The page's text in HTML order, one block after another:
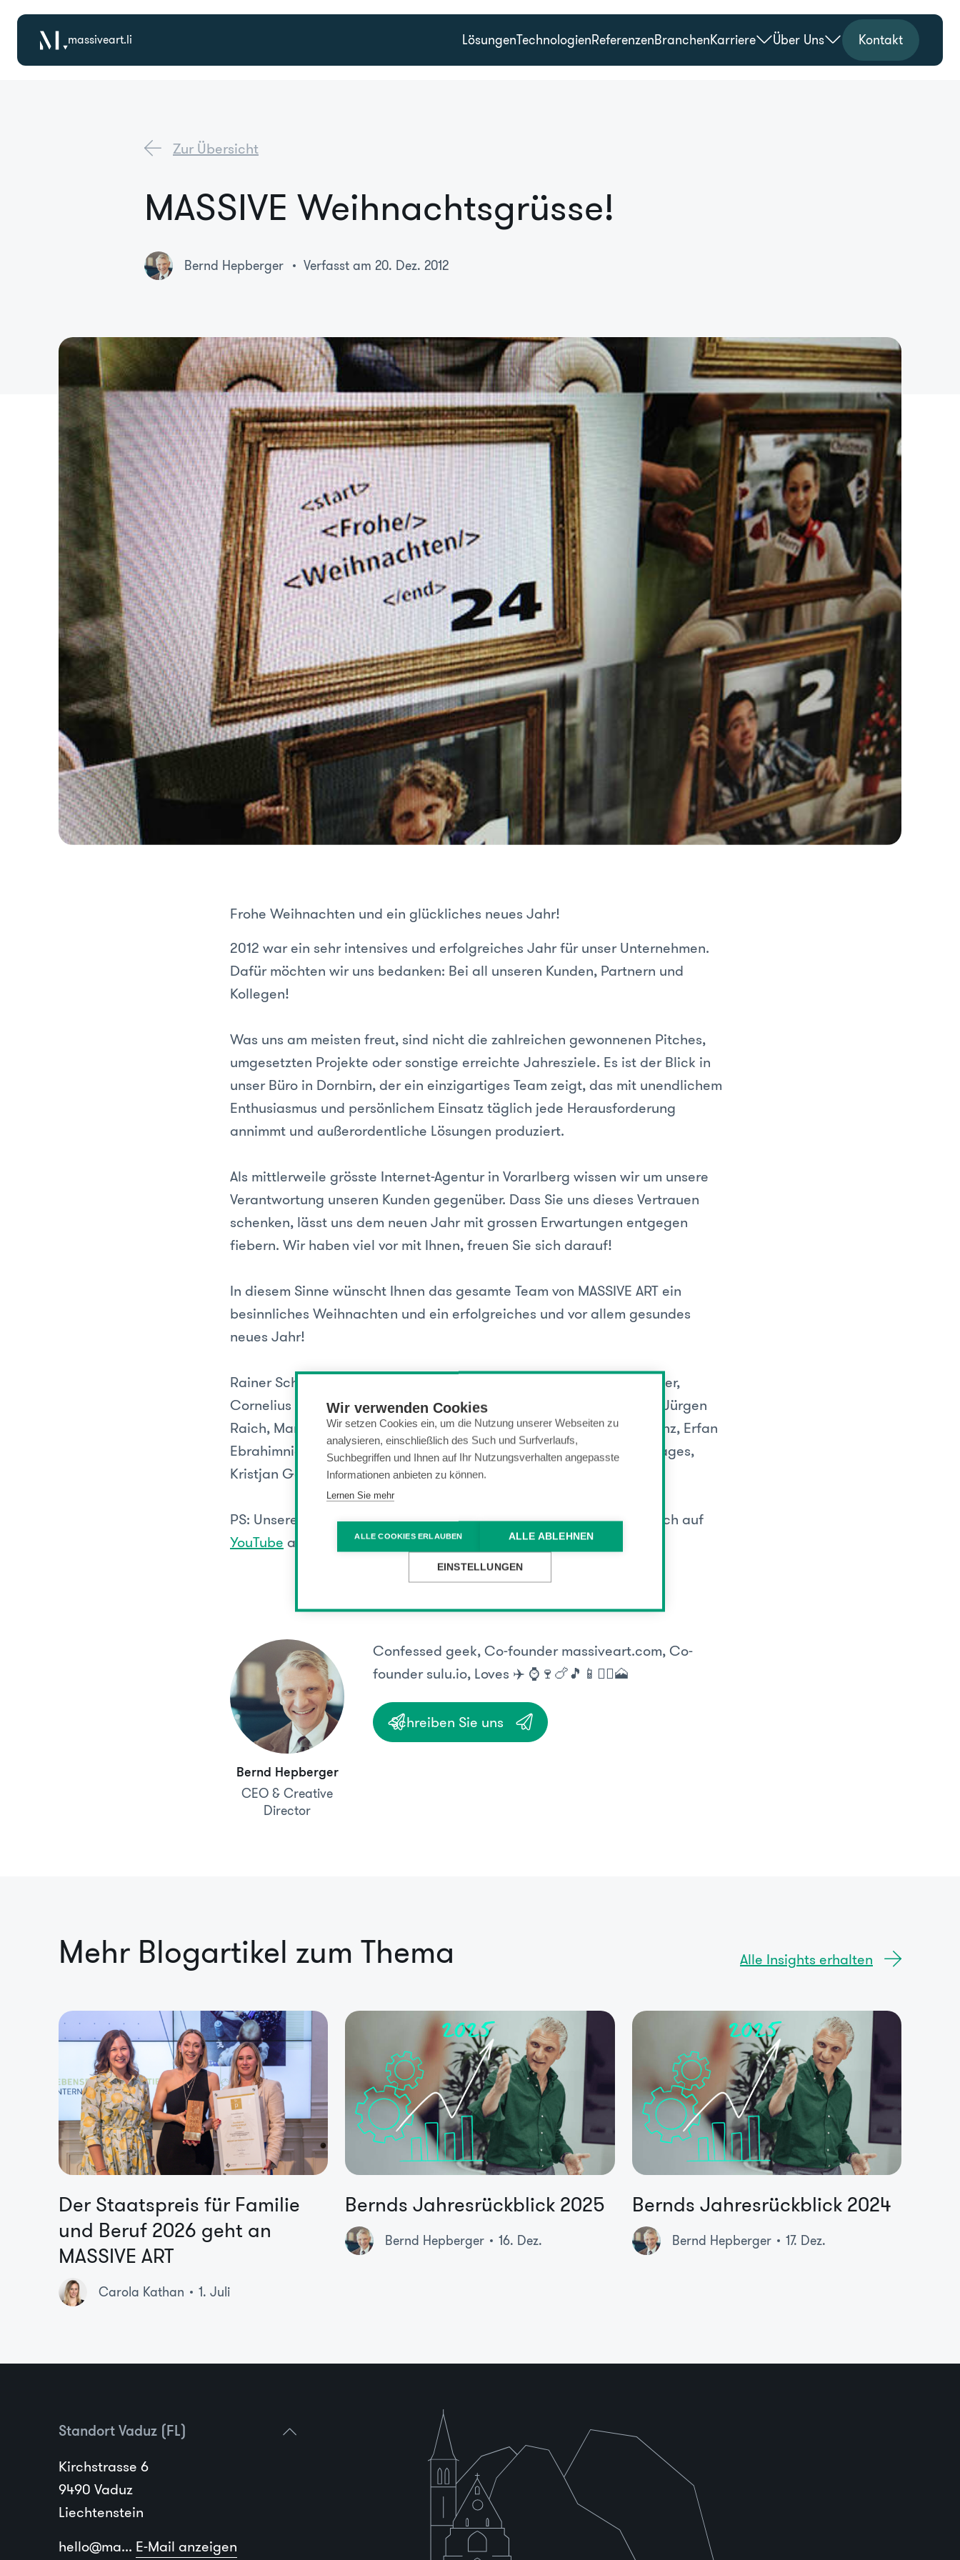
Wir verwenden Cookies
Wir setzen Cookies ein, um die Nutzung unserer Webseiten zu
analysieren, einschließlich des Such und Surfverlaufs,
Suchbegriffen und Ihnen auf Ihr Nutzungsverhalten angepasste
Informationen anbieten zu können.
Lernen Sie mehr
ALLE COOKIES ERLAUBEN ALLE ABLEHNEN
EINSTELLUNGEN
massiveart.li LösungenTechnologienReferenzenBranchenKarriere Über Uns Kontakt
Zur Übersicht
MASSIVE Weihnachtsgrüsse!
Bernd Hepberger Verfasst am 20. Dez. 2012
Frohe Weihnachten und ein glückliches neues Jahr!
2012 war ein sehr intensives und erfolgreiches Jahr für unser Unternehmen.
Dafür möchten wir uns bedanken: Bei all unseren Kunden, Partnern und
Kollegen!
Was uns am meisten freut, sind nicht die zahlreichen gewonnenen Pitches,
umgesetzten Projekte oder sonstige erreichte Jahresziele. Es ist der Blick in
unser Büro in Dornbirn, der ein einzigartiges Team zeigt, das mit unendlichem
Enthusiasmus und persönlichem Einsatz täglich jede Herausforderung
annimmt und außerordentliche Lösungen produziert.
Als mittlerweile grösste Internet-Agentur in Vorarlberg wissen wir um unsere
Verantwortung unseren Kunden gegenüber. Dass Sie uns dieses Vertrauen
schenken, lässt uns dem neuen Jahr mit grossen Erwartungen entgegen
fiebern. Wir haben viel vor mit Ihnen, freuen Sie sich darauf!
In diesem Sinne wünscht Ihnen das gesamte Team von MASSIVE ART ein
besinnliches Weihnachten und ein erfolgreiches und vor allem gesundes
neues Jahr!
Rainer Schönherr, Bernd Hepberger, Kate Hepberger, Thomas Schedler,
Cornelius Hansjakob, Raphael Stocker, Daniel Rotter, Hüseyin Öner, Jürgen
Raich, Markus Fink, Julian Tomaselli, Frank Gregor, Alexander Schranz, Erfan
Ebrahimnia, Bettina Kaljo, Kathrin Riether, Mathias Ober, Mathias Mages,
Kristjan Gomboc, Martin Welte und Raphael König
PS: Unsere persönlichen Glückwünsche können Sie sich übrigens auch auf
YouTube ansehen.
Bernd Hepberger
CEO & Creative
Director
Confessed geek, Co-founder massiveart.com, Co-
founder sulu.io, Loves ✈️ ⌚️🍷🍗🎵📱🏃‍♂️🗻
Schreiben Sie uns
Mehr Blogartikel zum Thema Alle Insights erhalten
Der Staatspreis für Familie
und Beruf 2026 geht an
MASSIVE ART
Carola Kathan 1. Juli
Bernds Jahresrückblick 2025
Bernd Hepberger 16. Dez.
Bernds Jahresrückblick 2024
Bernd Hepberger 17. Dez.
Standort Vaduz (FL)
Kirchstrasse 6
9490 Vaduz
Liechtenstein
hello@ma... E-Mail anzeigen